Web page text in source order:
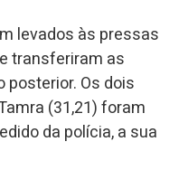
levados às pressas
transferiram as
Os dois
(31,21) foram
da polícia, a sua